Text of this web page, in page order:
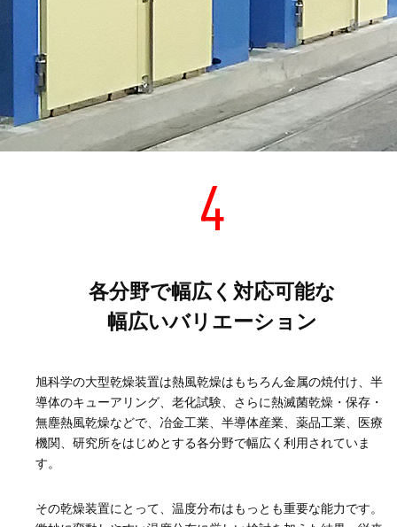
4
各分野で幅広く対応可能な
幅広いバリエーション
旭科学の大型乾燥装置は熱風乾燥はもちろん金属の焼付け、半
導体のキューアリング、老化試験、さらに熱滅菌乾燥・保存・
無塵熱風乾燥などで、冶金工業、半導体産業、薬品工業、医療
機関、研究所をはじめとする各分野で幅広く利用されていま
す。
その乾燥装置にとって、温度分布はもっとも重要な能力です。